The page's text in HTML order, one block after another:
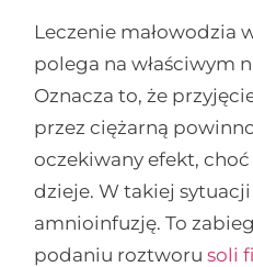
Leczenie małowodzia
polega na właściwym
Oznacza to, że
przez ciężarną
oczekiwany efekt, choć
dzieje. W takiej sytuacji
amnioinfuzję. To
podaniu roztworusoli